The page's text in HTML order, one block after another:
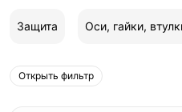
Защита Оси, гайки,
Открыть фильтр